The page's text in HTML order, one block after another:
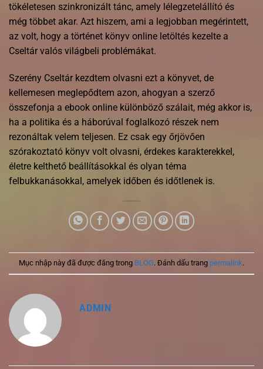
tökéletesen szinkronizált tánc, amely lélegzetelállító és
még többet akar. Azt hiszem, ami a legjobban megérintett,
az volt, hogy a történet könyv online letöltés kezelte a
Cseltár valós világbeli problémákat.
Szerény Cseltár kezdtem olvasni ezt a könyvet, de
kellemesen meglepődtem azon, ahogyan a szerző
összefonja a ebook online különböző szálait, még akkor is,
ha a politika és a háborúval foglalkozó részek nem
rezonáltak velem teljesen. Ez csak egy őrjövően
szórakoztató könyv volt olvasni, érdekes karakterekkel,
életre kelthető beállításokkal és olyan téma
felbukkanásokkal, amelyek időben és időtlenek is.
Mục nhập này đã được đăng trong BLOG. Đánh dấu trang permalink.
ADMIN